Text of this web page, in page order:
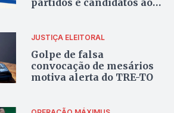
JUSTIÇA ELEITORAL
Golpe de falsa
convocação de mesários
motiva alerta do TRE-TO